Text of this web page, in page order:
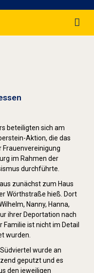
beteiligten sich am
Aktion, die das
Frauenvereinigung
im Rahmen der
durchführte.
zunächst zum Haus
Wörthstraße hieß. Dort
Nanny, Hanna,
ihrer Deportation nach
Familie ist nicht im Detail
wurden.
wurde an
geputzt und es
den jeweiligen